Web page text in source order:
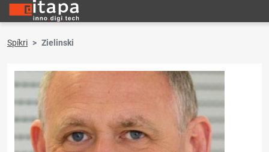
Spíkri Zielinski